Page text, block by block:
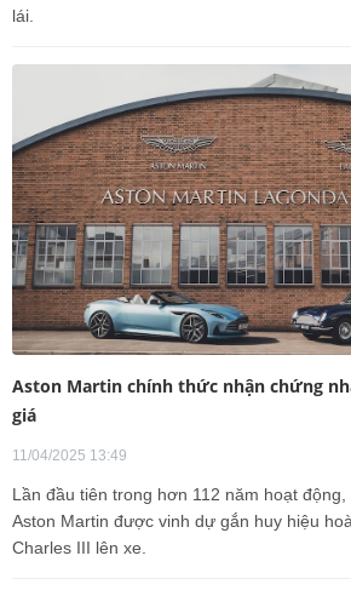
lái.
Aston Martin chính thức nhận chứng
giá
11/04/2025 13:49
Lần đầu tiên trong hơn 112 năm hoạt
Aston Martin được vinh dự gắn huy hiệu
Charles III lên xe.